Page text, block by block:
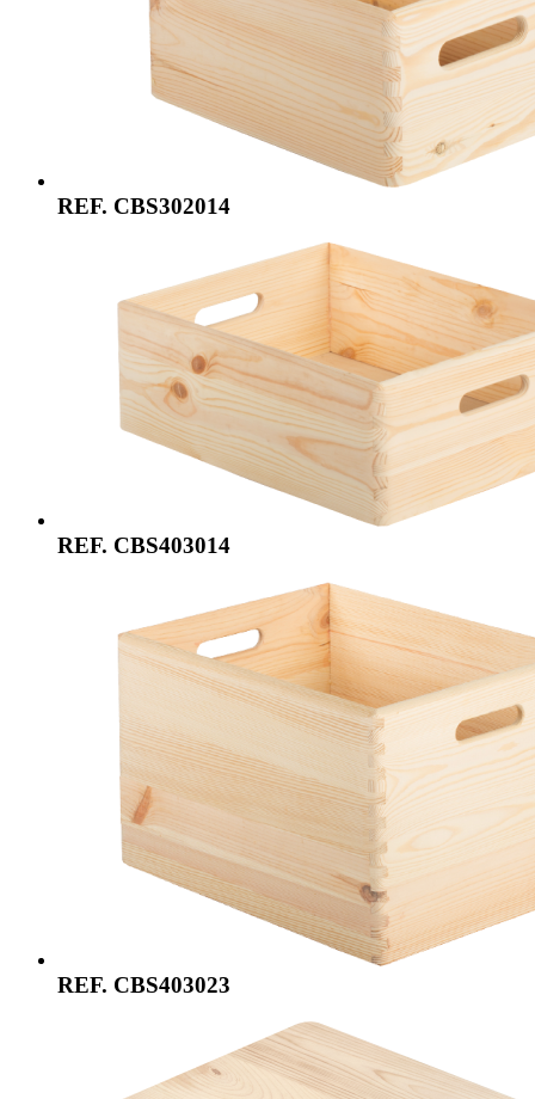
REF. CBS302014
REF. CBS403014
REF. CBS403023